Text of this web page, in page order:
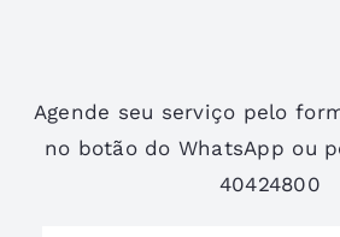
Agende seu serviço pelo
no botão do WhatsApp ou
40424800